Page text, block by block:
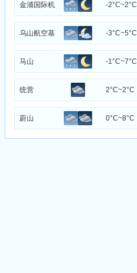
金浦国际机 -2°C~2°C
乌山航空基 -3°C~5°C
马山 -1°C~7°C
统营 2°C~2°C
蔚山 0°C~8°C